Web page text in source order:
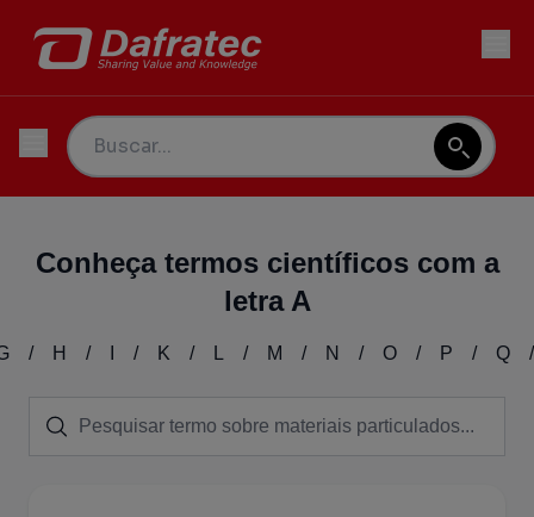
Conheça termos científicos com a
letra A
/ H / / K / L / M / N / O / P / Q /